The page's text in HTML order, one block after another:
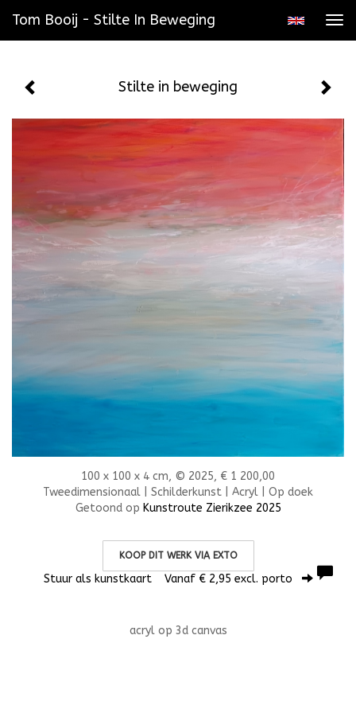
Tom Booij - Stilte In Beweging
Stilte in beweging
100 x 100 x 4 cm, © 2025, € 1 200,00
Tweedimensionaal | Schilderkunst | Acryl | Op doek
Getoond op Kunstroute Zierikzee 2025
KOOP DIT WERK VIA EXTO
Stuur als kunstkaart Vanaf € 2,95 excl. porto
acryl op 3d canvas